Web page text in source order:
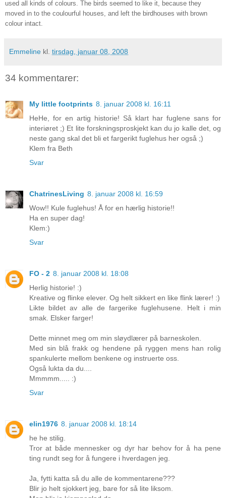
used all kinds of colours. The birds seemed to like it, because they
moved in to the coulourful houses, and left the birdhouses with brown
colour intact.
Emmeline kl. tirsdag, januar 08, 2008
34 kommentarer:
My little footprints 8. januar 2008 kl. 16:11
HeHe, for en artig historie! Så klart har fuglene sans for
interiøret ;) Et lite forskningsproskjekt kan du jo kalle det, og
neste gang skal det bli et fargerikt fuglehus her også ;)
Klem fra Beth
Svar
ChatrinesLiving 8. januar 2008 kl. 16:59
Wow!! Kule fuglehus! Å for en hærlig historie!!
Ha en super dag!
Klem:)
Svar
FO - 2 8. januar 2008 kl. 18:08
Herlig historie! :)
Kreative og flinke elever. Og helt sikkert en like flink lærer! :)
Likte bildet av alle de fargerike fuglehusene. Helt i min
smak. Elsker farger!
Dette minnet meg om min sløydlærer på barneskolen.
Med sin blå frakk og hendene på ryggen mens han rolig
spankulerte mellom benkene og instruerte oss.
Også lukta da du....
Mmmmm..... :)
Svar
elin1976 8. januar 2008 kl. 18:14
he he stilig.
Tror at både mennesker og dyr har behov for å ha pene
ting rundt seg for å fungere i hverdagen jeg.
Ja, fytti katta så du alle de kommentarene???
Blir jo helt sjokkert jeg, bare for så lite liksom.